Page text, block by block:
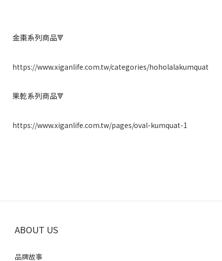
金棗系列商品🔻
https://www.xiganlife.com.tw/categories/hoholalakumquat
果乾系列商品🔻
https://www.xiganlife.com.tw/pages/oval-kumquat-1
ABOUT US
品牌故事